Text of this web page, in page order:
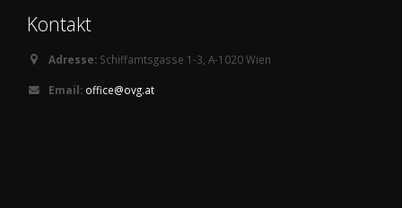
Kontakt
Adresse: Schiffamtsgasse 1-3, A-1020 Wien
Email: office@ovg.at